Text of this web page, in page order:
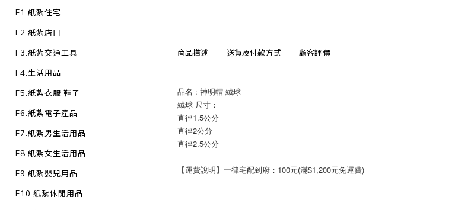
F1.紙紮住宅
F2.紙紮店口
F3.紙紮交通工具
F4.生活用品
F5.紙紮衣服 鞋子
F6.紙紮電子產品
F7.紙紮男生活用品
F8.紙紮女生活用品
F9.紙紮嬰兒用品
F10.紙紮休閒用品
商品描述 送貨及付款方式 顧客評價
品名 : 神明帽 絨球
絨球 尺寸：
直徑1.5公分
直徑2公分
直徑2.5公分
【運費說明】一律宅配到府：100元(滿$1,200元免運費)